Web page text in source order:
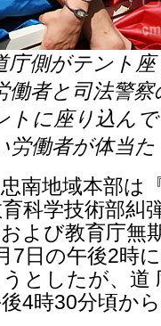
庁側がテント
働者と司法警
トに座り込ん
労働者が体当
南地域本部は
科学技術部糾
よび教育庁無
7日の午後2時
としたが、道
4時30分頃か